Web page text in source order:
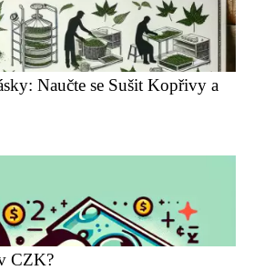
Naučte se Sušit Kopřivy a
CZK?